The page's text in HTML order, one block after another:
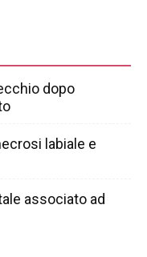
dopo
labiale e
associato ad